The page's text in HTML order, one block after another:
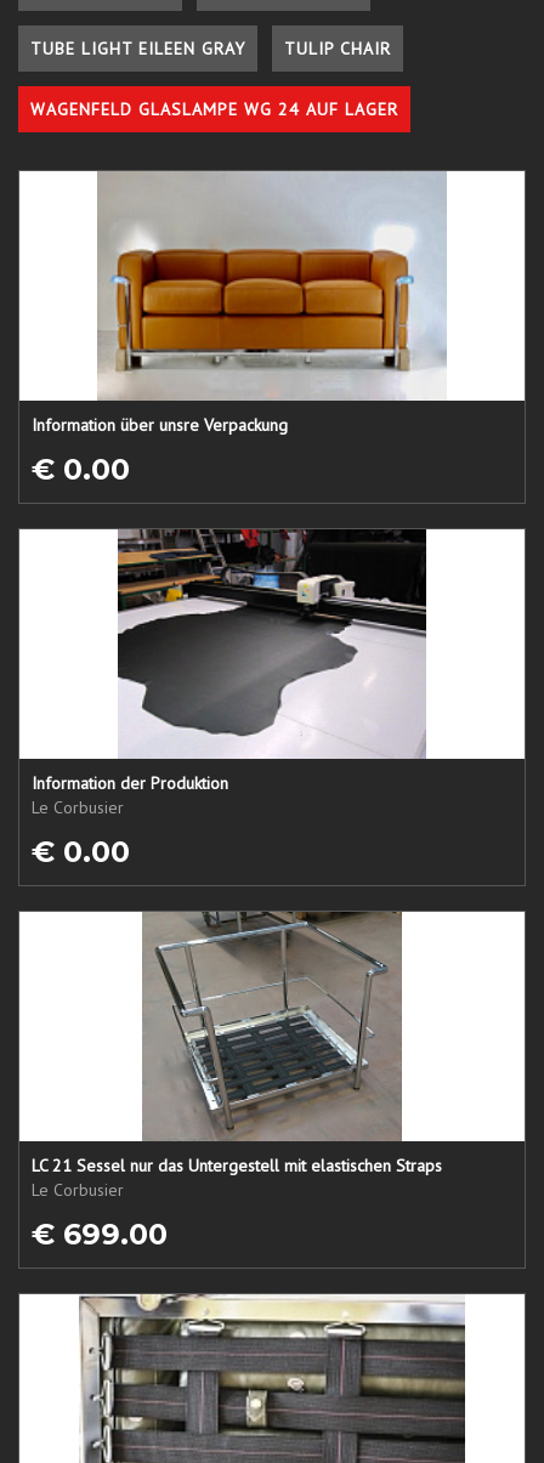
TUBE LIGHT EILEEN GRAY TULIP CHAIR
WAGENFELD GLASLAMPE WG 24 AUF LAGER
Information über unsre Verpackung
€ 0.00
Information der Produktion
Le Corbusier
€ 0.00
LC 21 Sessel nur das Untergestell mit elastischen Straps
Le Corbusier
€ 699.00